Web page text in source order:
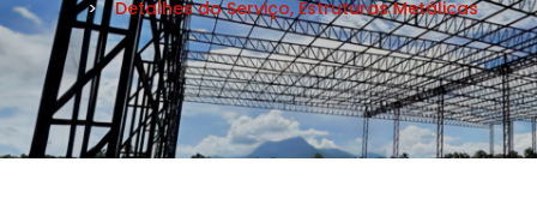
CIDADE *
MENSAGEM *